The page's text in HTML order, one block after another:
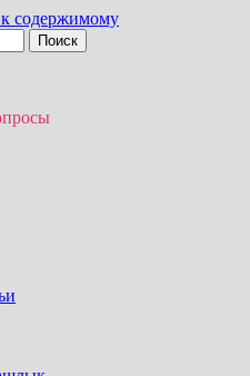
содержимому